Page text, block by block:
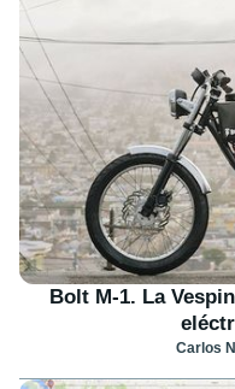
Bolt M-1. La
Carlos